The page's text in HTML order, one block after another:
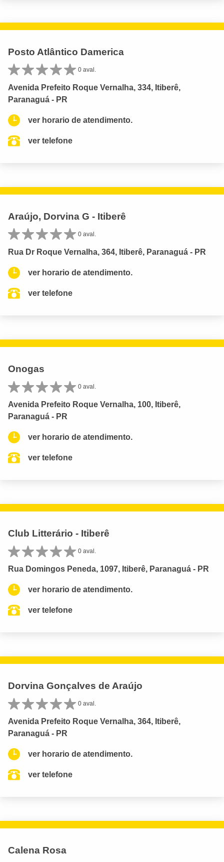
Posto Atlântico Damerica
0 aval.
Avenida Prefeito Roque Vernalha, 334, Itiberê,
Paranaguá - PR
ver horario de atendimento.
ver telefone
Araújo, Dorvina G - Itiberê
0 aval.
Rua Dr Roque Vernalha, 364, Itiberê, Paranaguá - PR
ver horario de atendimento.
ver telefone
Onogas
0 aval.
Avenida Prefeito Roque Vernalha, 100, Itiberê,
Paranaguá - PR
ver horario de atendimento.
ver telefone
Club Litterário - Itiberê
0 aval.
Rua Domingos Peneda, 1097, Itiberê, Paranaguá - PR
ver horario de atendimento.
ver telefone
Dorvina Gonçalves de Araújo
0 aval.
Avenida Prefeito Roque Vernalha, 364, Itiberê,
Paranaguá - PR
ver horario de atendimento.
ver telefone
Calena Rosa